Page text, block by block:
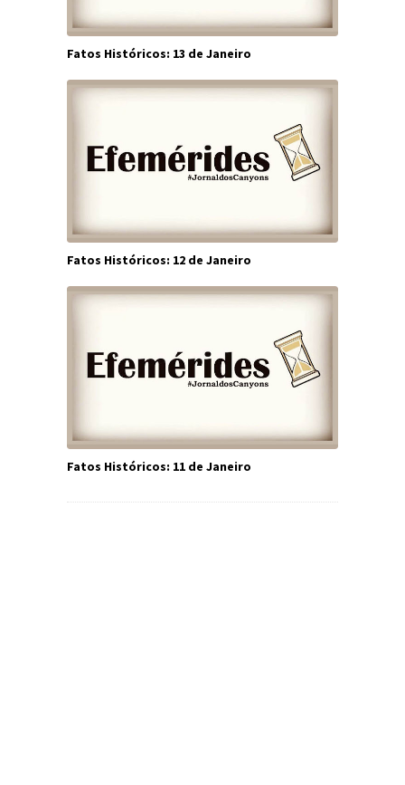
Fatos Históricos: 13 de Janeiro
Fatos Históricos: 12 de Janeiro
Fatos Históricos: 11 de Janeiro